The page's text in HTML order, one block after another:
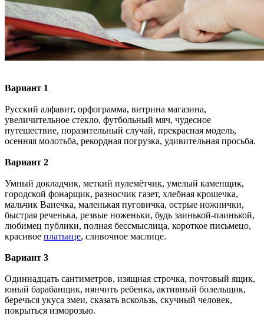
Вариант 1
Русский алфавит, орфограмма, витри­на магазина,
увеличительное стекло, фут­больный мяч, чудесное
путешествие, пора­зительный случай, прекрасная модель,
осенняя молотьба, рекордная погрузка, удивительная просьба.
Вариант 2
Умный докладчик, меткий пулемётчик, умелый каменщик,
городской фонарщик, разносчик газет, хлебная крошечка,
мальчик Ванечка, маленькая пуговичка, острые ножнички,
быстрая реченька, резвые ноженьки, будь заинькой-паинькой,
любимец публики, полная бессмыслица, короткое письмецо,
красивое платьице, сливочное маслице.
Вариант 3
Одиннадцать сантиметров, изящная строчка, почтовый ящик,
юный барабанщик, нянчить ребенка, активный болельщик,
бе­речься укуса змеи, сказать вскользь, скуч­ный человек,
покрыться изморозью.